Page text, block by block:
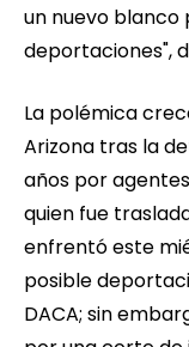
un nuevo
deportaciones",
La polémica
Arizona tras la
años por
quien fue
enfrentó este
posible
DACA; sin